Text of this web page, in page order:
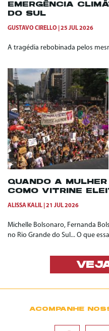
EMERGÊNCIA
DO SUL
GUSTAVO CIRELLO 25 JUL 2026
A tragédia rebobinada pelos
QUANDO A
COMO VITRINE
ALISSA KALIL 21 JUL 2026
Michelle Bolsonaro, Fernanda
no Rio Grande do Sul... O que
ACOMPANHE